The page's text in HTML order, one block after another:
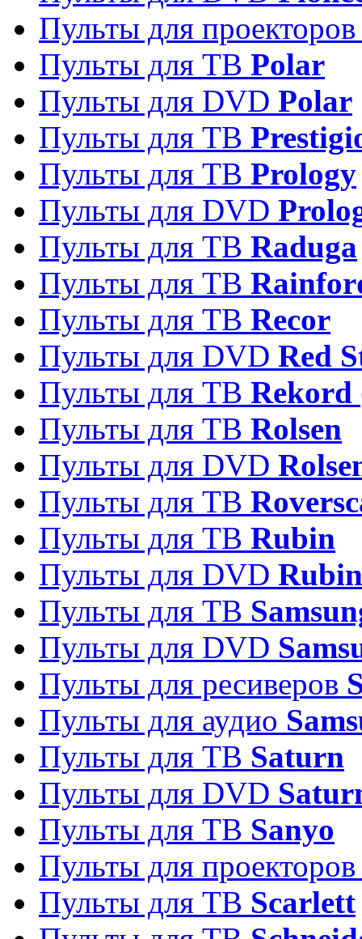
Пульты для
Пульты для ТВ Polar
Пульты для DVD Polar
Пульты для ТВ
Пульты для ТВ Prology
Пульты для DVD
Пульты для ТВ Raduga
Пульты для ТВ
Пульты для ТВ Recor
Пульты для DVD Red
Пульты для ТВ Rekord
Пульты для ТВ Rolsen
Пульты для DVD
Пульты для ТВ
Пульты для ТВ Rubin
Пульты для DVD Rubin
Пульты для ТВ
Пульты для DVD
Пульты для ресиверов
Пульты для аудио
Пульты для ТВ Saturn
Пульты для DVD
Пульты для ТВ Sanyo
Пульты для
Пульты для ТВ Scarlett